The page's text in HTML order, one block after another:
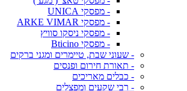
- מפסקי UNICA
- מפסקי ARKE VIMAR
- מפסקי ניסקו סוויץ
- מפסקי Bticino
- שעוני שבת, טיימרים ומגני ברקים
- תאורת חירום ופנסים
- כבלים מאריכים
- רבי שקעים ומפצלים